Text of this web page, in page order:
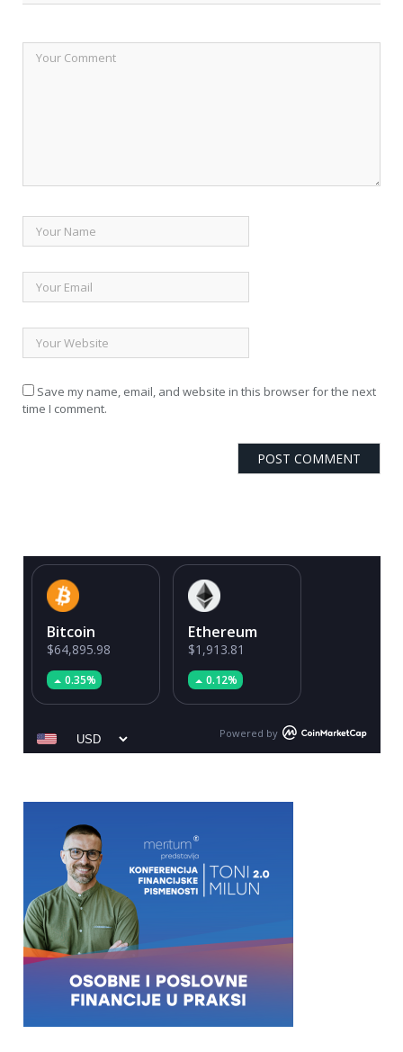
Save my name, email, and website in this browser for the next
time I comment.
Bitcoin
$64,895.98
0.35%
Ethereum
$1,913.81
0.12%
Powered by